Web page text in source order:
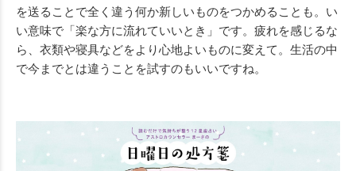
を送ることで全く違う何か新しいものをつかめることも。い
い意味で「楽な方に流れていいとき」です。疲れを感じるな
ら、衣類や寝具などをより心地よいものに変えて。生活の中
で今までとは違うことを試すのもいいですね。